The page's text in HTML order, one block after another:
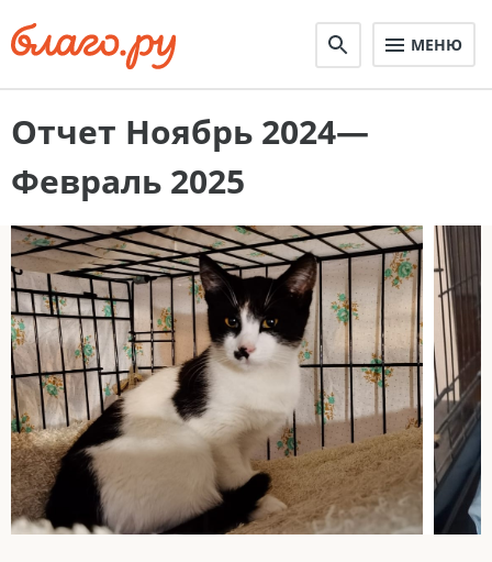
МЕНЮ
Отчет Ноябрь 2024—
Февраль 2025